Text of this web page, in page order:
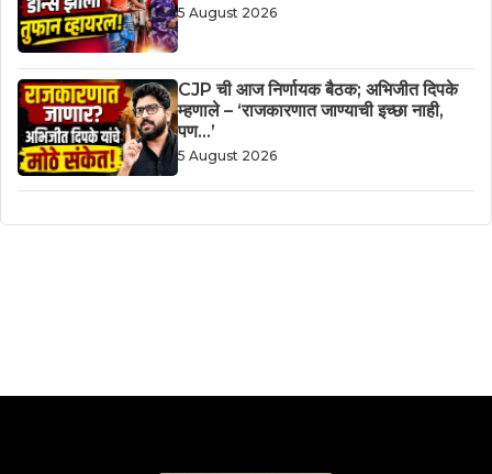
5 August 2026
CJP ची आज निर्णायक बैठक; अभिजीत दिपके
म्हणाले – ‘राजकारणात जाण्याची इच्छा नाही,
पण…’
5 August 2026